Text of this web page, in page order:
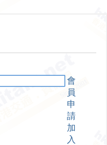
會
員
申
請
加
入